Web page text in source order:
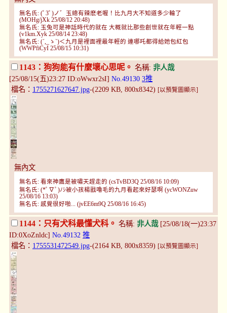
無名氏: (ﾟ3ﾟ)ノ゛玉總有辣麽老喔！比九月大不知道多少輪了
(MOHg/jXk 25/08/12 20:48)
無名氏: 玉兔可是神話時代的就在 大概就比那些創世就在年輕一點
(v1km.Xyk 25/08/14 23:48)
無名氏: (´,_ゝ`)＜九月是裡面裡最年輕的 連哪吒都得給她包紅包
(WWPfiCyI 25/08/15 10:31)
1143：狗狗能有什麼壞心思呢。 名稱: 非人哉
[25/08/15(五)23:27 ID:oWwxr2sI] No.49130 3推
檔名： 1755271627647.jpg-(2209 KB, 800x8342) [以預覽圖顯示]
無內文
無名氏: 看來神鷹是被嘯天趕走的 (csTvBD3Q 25/08/16 10:09)
無名氏: (*ﾟ∇ﾟ)ﾉｼ被小孩楊戩嚕毛的九月看起來好瑟啊 (ycWONZuw
25/08/16 13:03)
無名氏: 感覺很好啪... (jvEE6m9Q 25/08/16 16:45)
1144：只有犬科最懂犬科。 名稱: 非人哉[25/08/18(一)23:37
ID:0XoZnldc] No.49132 推
檔名： 1755531472549.jpg-(2164 KB, 800x8359) [以預覽圖顯示]